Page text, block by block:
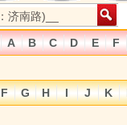
A B C D E
F
北二路
F G H I J K